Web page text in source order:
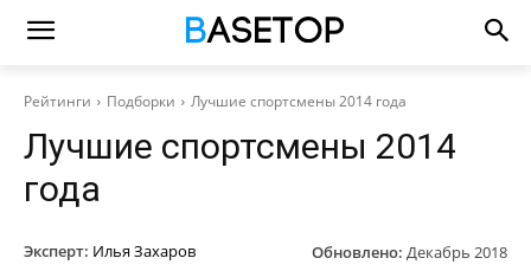
Рейтинги Подборки Лучшие спортсмены 2014 года
Лучшие спортсмены 2014
года
Эксперт: Илья Захаров Обновлено: Декабрь 2018